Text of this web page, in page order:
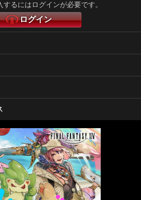
するにはログインが必要です。
ログイン